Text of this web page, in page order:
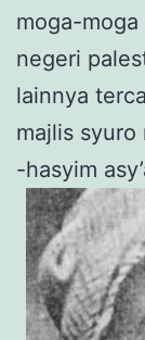
moga-
negeri
lainnya
majlis syuro
-hasyim